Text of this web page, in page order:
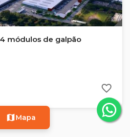
módulos de galpão
Mapa